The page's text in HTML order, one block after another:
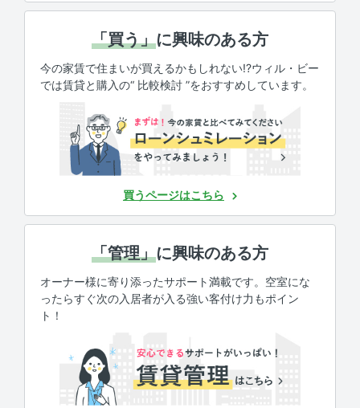
「買う」に興味のある方
今の家賃で住まいが買えるかもしれない!?ウィル・ビー
では賃貸と購入の“ 比較検討 ”をおすすめしています。
買うページはこちら
「管理」に興味のある方
オーナー様に寄り添ったサポート満載です。空室にな
ったらすぐ次の入居者が入る強い客付け力もポイン
ト！